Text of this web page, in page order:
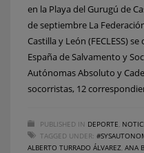
en la Playa del Gurugú de
de septiembre La
Castilla y León (FECLESS)
España de Salvamento y
Autónomas Absoluto y
socorristas, 12
PUBLISHED IN DEPORTE
TAGGED UNDER:
ALBERTO TURRADO ÁLVAREZ ANA